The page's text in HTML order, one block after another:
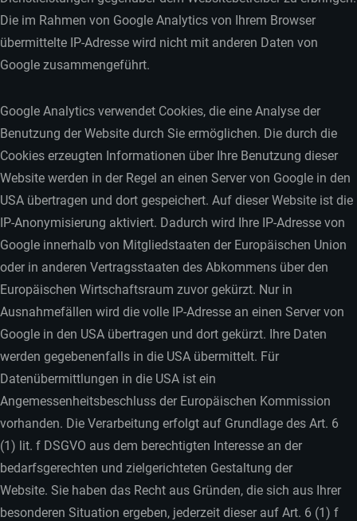
Die im Rahmen von Google Analytics von Ihrem Browser
übermittelte IP-Adresse wird nicht mit anderen Daten von
Google zusammengeführt.
Google Analytics verwendet Cookies, die eine Analyse der
Benutzung der Website durch Sie ermöglichen. Die durch die
Cookies erzeugten Informationen über Ihre Benutzung dieser
Website werden in der Regel an einen Server von Google in den
USA übertragen und dort gespeichert. Auf dieser Website ist die
IP-Anonymisierung aktiviert. Dadurch wird Ihre IP-Adresse von
Google innerhalb von Mitgliedstaaten der Europäischen Union
oder in anderen Vertragsstaaten des Abkommens über den
Europäischen Wirtschaftsraum zuvor gekürzt. Nur in
Ausnahmefällen wird die volle IP-Adresse an einen Server von
Google in den USA übertragen und dort gekürzt. Ihre Daten
werden gegebenenfalls in die USA übermittelt. Für
Datenübermittlungen in die USA ist ein
Angemessenheitsbeschluss der Europäischen Kommission
vorhanden. Die Verarbeitung erfolgt auf Grundlage des Art. 6
(1) lit. f DSGVO aus dem berechtigten Interesse an der
bedarfsgerechten und zielgerichteten Gestaltung der
Website. Sie haben das Recht aus Gründen, die sich aus Ihrer
besonderen Situation ergeben, jederzeit dieser auf Art. 6 (1) f